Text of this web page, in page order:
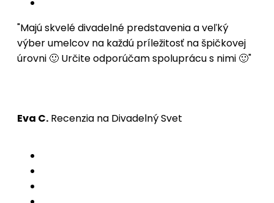
"Majú skvelé divadelné predstavenia a veľký
výber umelcov na každú príležitosť na špičkovej
úrovni 🙂 Určite odporúčam spoluprácu s nimi 🙂"
Eva C. Recenzia na Divadelný Svet